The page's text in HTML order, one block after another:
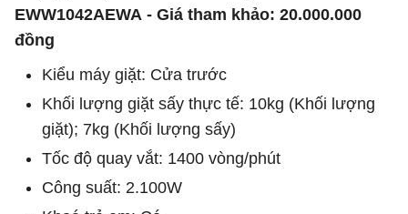
EWW1042AEWA - Giá tham khảo: 20.000.000
đồng
Kiểu máy giặt: Cửa trước
Khối lượng giặt sấy thực tế: 10kg (Khối lượng
giặt); 7kg (Khối lượng sấy)
Tốc độ quay vắt: 1400 vòng/phút
Công suất: 2.100W